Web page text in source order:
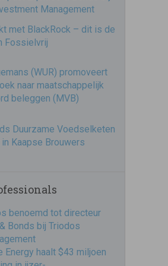
Management
met BlackRock – dit is de
Fossielvrij
(WUR) promoveert
naar maatschappelijk
beleggen (MVB)
Duurzame Voedselketen
Kaapse Brouwers
benoemd tot directeur
Bonds bij Triodos
Energy haalt $43 miljoen